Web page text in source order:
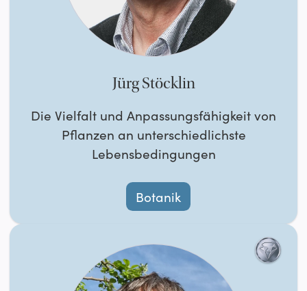
Jürg Stöcklin
Die Vielfalt und Anpassungsfähigkeit von
Pflanzen an unterschiedlichste
Lebensbedingungen
Botanik